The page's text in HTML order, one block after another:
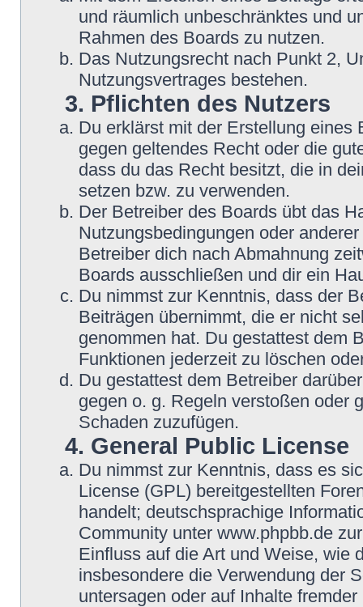
und räumlich unbeschränktes und
Rahmen des Boards zu nutzen.
Das Nutzungsrecht nach Punkt 2,
Nutzungsvertrages bestehen.
3. Pflichten des Nutzers
Du erklärst mit der Erstellung eines
gegen geltendes Recht oder die
dass du das Recht besitzt, die in
setzen bzw. zu verwenden.
Der Betreiber des Boards übt das
Nutzungsbedingungen oder
Betreiber dich nach Abmahnung
Boards ausschließen und dir ein
Du nimmst zur Kenntnis, dass der
Beiträgen übernimmt, die er nicht
genommen hat. Du gestattest dem
Funktionen jederzeit zu löschen
Du gestattest dem Betreiber
gegen o. g. Regeln verstoßen oder
Schaden zuzufügen.
4. General Public License
Du nimmst zur Kenntnis, dass es
License (GPL) bereitgestellten
handelt; deutschsprachige
Community unter www.phpbb.de
Einfluss auf die Art und Weise, wie
insbesondere die Verwendung der
untersagen oder auf Inhalte